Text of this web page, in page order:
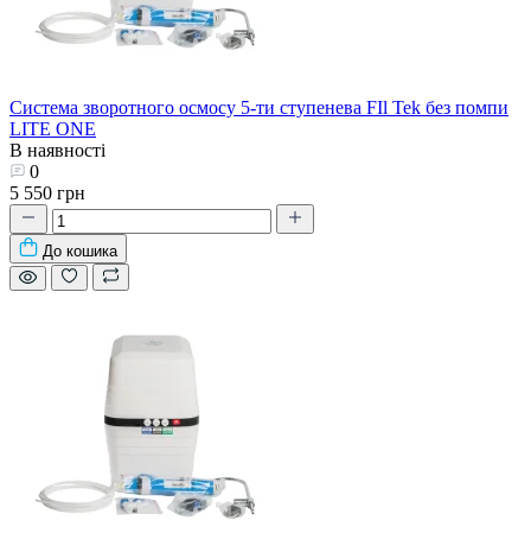
Система зворотного осмосу 5-ти ступенева FIl Tek без помпи
LITE ONE
В наявності
0
5 550 грн
До кошика